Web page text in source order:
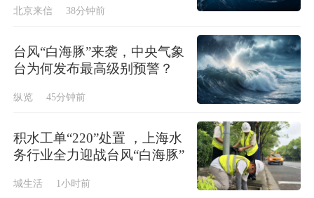
北京来信 38分钟前
台风“白海豚”来袭，中央气象
台为何发布最高级别预警？
纵览 45分钟前
积水工单“220”处置 ，上海水
务行业全力迎战台风“白海豚”
城生活 1小时前